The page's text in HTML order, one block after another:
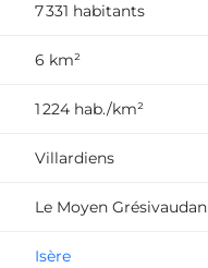
7 331 habitants
6 km²
1 224 hab./km²
Villardiens
Le Moyen Grésivaudan
Isère